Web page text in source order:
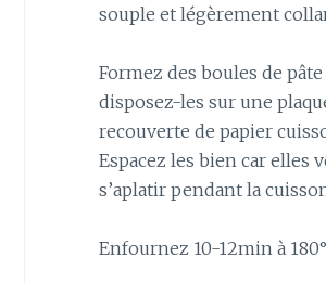
souple et légèrement
Formez des boules de
disposez-les sur une
recouverte de papier
Espacez les bien car elles
s’aplatir pendant la
Enfournez 10-12min à